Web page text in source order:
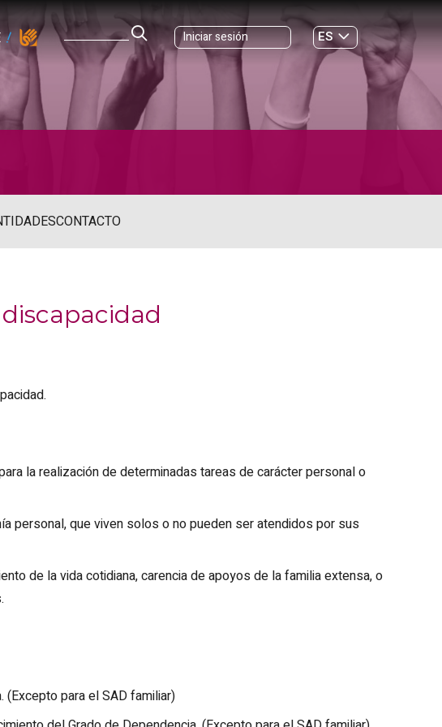
Iniciar sesión
ES
GL
CONTACTO
la realización de determinadas tareas de carácter personal o
personal, que viven solos o no pueden ser atendidos por sus
de la vida cotidiana, carencia de apoyos de la familia extensa, o
para el SAD familiar)